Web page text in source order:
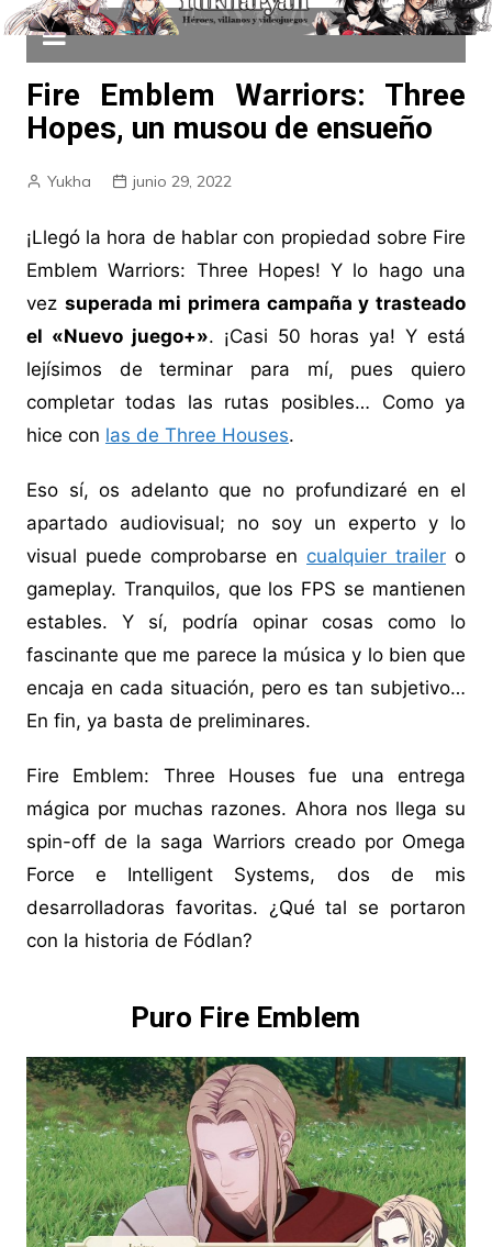
Fire Emblem Warriors: Three
Hopes, un musou de ensueño
Yukha junio 29, 2022
¡Llegó la hora de hablar con propiedad sobre Fire
Emblem Warriors: Three Hopes! Y lo hago una
vez superada mi primera campaña y trasteado
el «Nuevo juego+». ¡Casi 50 horas ya! Y está
lejísimos de terminar para mí, pues quiero
completar todas las rutas posibles… Como ya
hice con las de Three Houses.
Eso sí, os adelanto que no profundizaré en el
apartado audiovisual; no soy un experto y lo
visual puede comprobarse en cualquier trailer o
gameplay. Tranquilos, que los FPS se mantienen
estables. Y sí, podría opinar cosas como lo
fascinante que me parece la música y lo bien que
encaja en cada situación, pero es tan subjetivo…
En fin, ya basta de preliminares.
Fire Emblem: Three Houses fue una entrega
mágica por muchas razones. Ahora nos llega su
spin-off de la saga Warriors creado por Omega
Force e Intelligent Systems, dos de mis
desarrolladoras favoritas. ¿Qué tal se portaron
con la historia de Fódlan?
Puro Fire Emblem